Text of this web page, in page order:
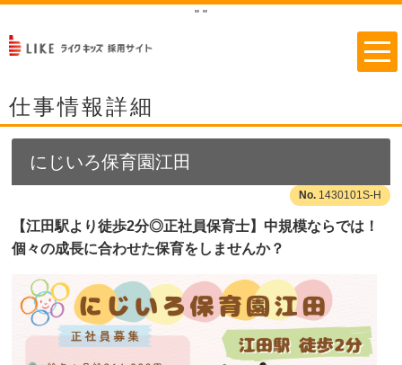
" "
仕事情報詳細
にじいろ保育園江田
1430101S-H
【江田駅より徒歩2分◎正社員保育士】中規模ならでは！
個々の成長に合わせた保育をしませんか？